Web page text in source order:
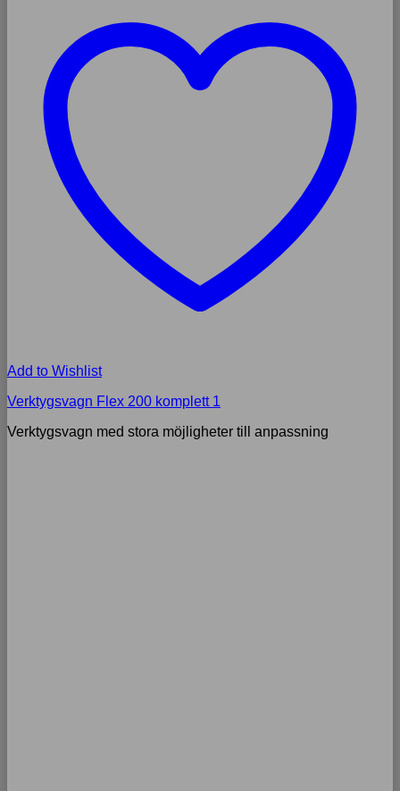
Add to Wishlist
Verktygsvagn Flex 200 komplett 1
Verktygsvagn med stora möjligheter till anpassning